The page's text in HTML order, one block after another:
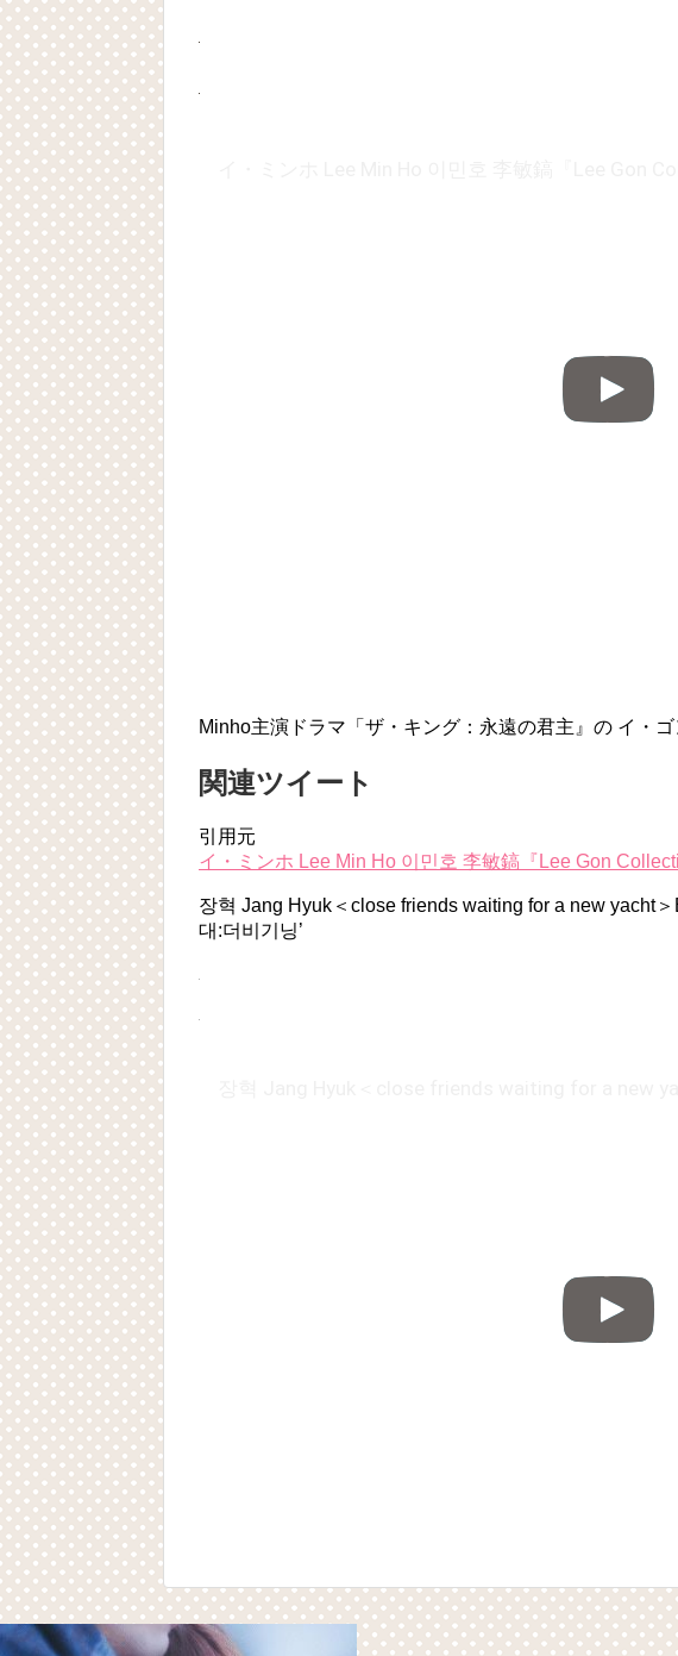
Minho主演ドラマ「ザ・キング：永遠の君主』の イ・
関連ツイート
引用元
イ・ミンホ Lee Min Ho 이민호 李敏鎬『Lee Gon
장혁 Jang Hyuk＜close friends waiting for a new yacht
대:더비기닝’